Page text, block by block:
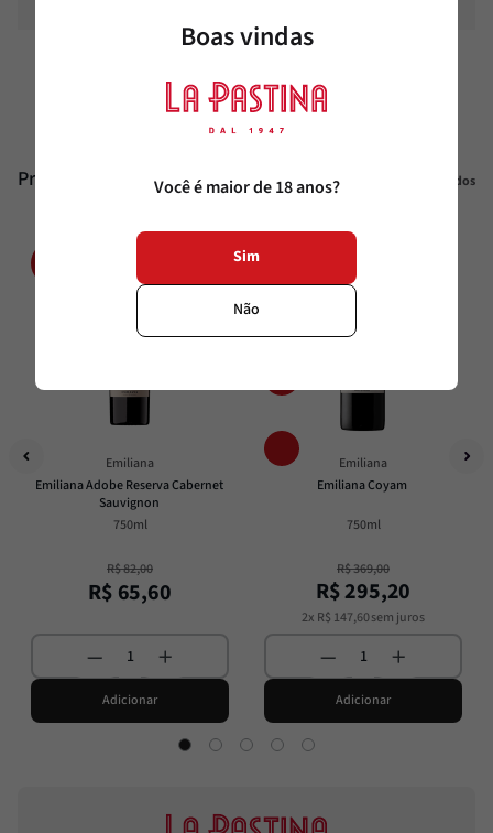
Produtos similares Veja todos
Emiliana
Emiliana Adobe Reserva Cabernet
Sauvignon
750ml
R$82,00
R$ 65,60
Adicionar
Emiliana
Emiliana Coyam
750ml
R$369,00
R$295,20
2x R$ 147,60sem juros
Adicionar
Boas vindas
Você é maior de 18 anos?
Sim
Não